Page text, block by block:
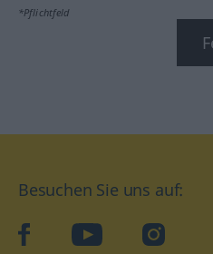
*Pflichtfeld
Besuchen Sie uns auf:
facebookYouTube Instagram